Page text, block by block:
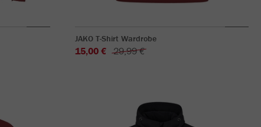
JAKO T-Shirt Wardrobe
15,00 € 29,99 €